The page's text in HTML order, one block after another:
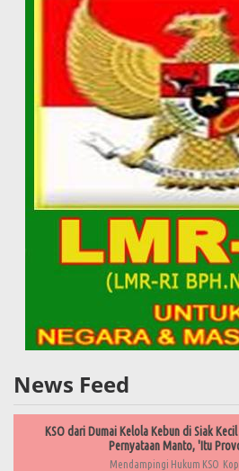
News Feed
KSO dari Dumai Kelola Kebun di Siak
Pernyataan Manto, 'Itu
Mendampingi Hukum KSO